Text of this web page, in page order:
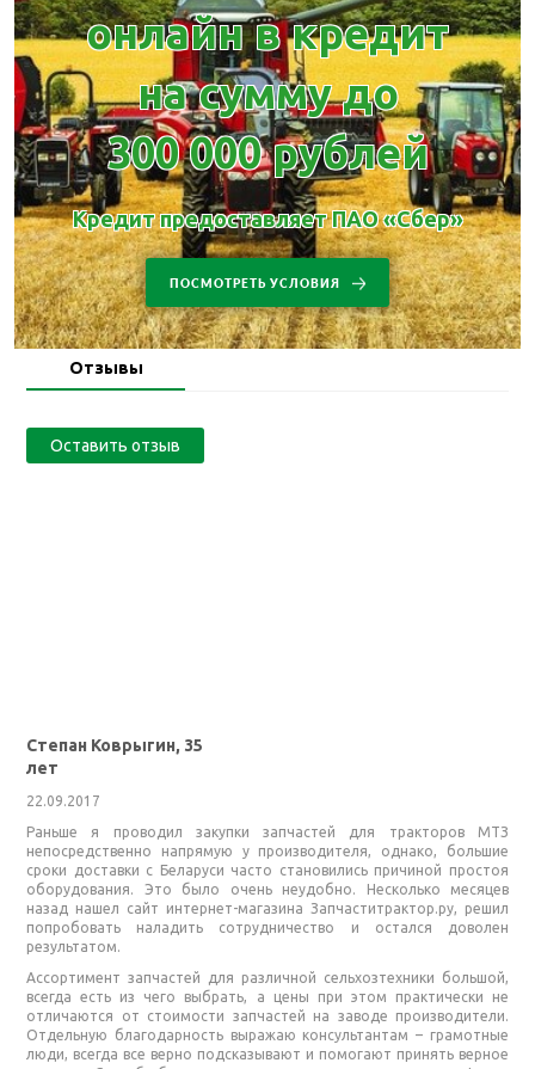
онлайн в кредит
на сумму до
300 000 рублей
Кредит предоставляет ПАО «Сбер»
ПОСМОТРЕТЬ УСЛОВИЯ
Отзывы
Оставить отзыв
Степан Коврыгин, 35
лет
22.09.2017
Раньше я проводил закупки запчастей для тракторов МТЗ
непосредственно напрямую у производителя, однако, большие
сроки доставки с Беларуси часто становились причиной простоя
оборудования. Это было очень неудобно. Несколько месяцев
назад нашел сайт интернет-магазина Запчаститрактор.ру, решил
попробовать наладить сотрудничество и остался доволен
результатом.
Ассортимент запчастей для различной сельхозтехники большой,
всегда есть из чего выбрать, а цены при этом практически не
отличаются от стоимости запчастей на заводе производители.
Отдельную благодарность выражаю консультантам – грамотные
люди, всегда все верно подсказывают и помогают принять верное